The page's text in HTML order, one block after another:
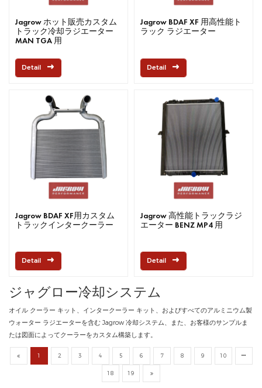
Jagrow ホット販売カスタム
トラック冷却ラジエーター
MAN TGA 用
Detail
Jagrow BDAF XF 用高性能ト
ラック ラジエーター
Detail
Jagrow BDAF XF用カスタム
トラックインタークーラー
Detail
Jagrow 高性能トラックラジ
エーター BENZ MP4 用
Detail
ジャグロー冷却システム
オイル クーラー キット、インタークーラー キット、およびすべてのアルミニウム製
ウォーター ラジエーターを含む Jagrow 冷却システム、また、お客様のサンプルま
たは図面によってクーラーをカスタム構築します。
1 2 3 4 5 6 7 8 9 10
18 19